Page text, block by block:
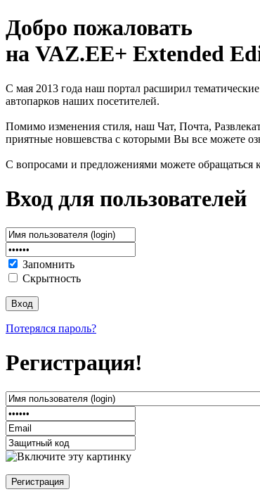
Добро пожаловать
на VAZ.EE+ Extended
С мая 2013 года наш портал расширил
автопарков наших посетителей.
Помимо изменения стиля, наш Чат, Почта,
приятные новшевства с которыми Вы все можете
С вопросами и предложениями можете обращаться
Вход для пользователей
Запомнить
Скрытность
Потерялся пароль?
Регистрация!